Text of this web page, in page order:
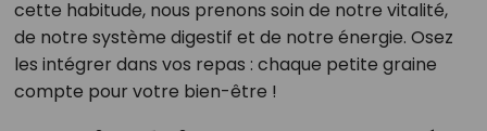
cette habitude, nous prenons soin de notre vitalité,
de notre système digestif et de notre énergie. Osez
les intégrer dans vos repas : chaque petite graine
compte pour votre bien-être !